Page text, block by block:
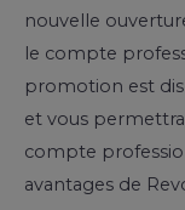
nouvelle
le compte
promotion est
et vous
compte
avantages de